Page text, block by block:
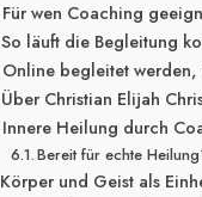
Für wen Coaching
So läuft die Begleitung
Online begleitet werden,
Über Christian Elijah
Innere Heilung durch
Bereit für echte
Körper und Geist als